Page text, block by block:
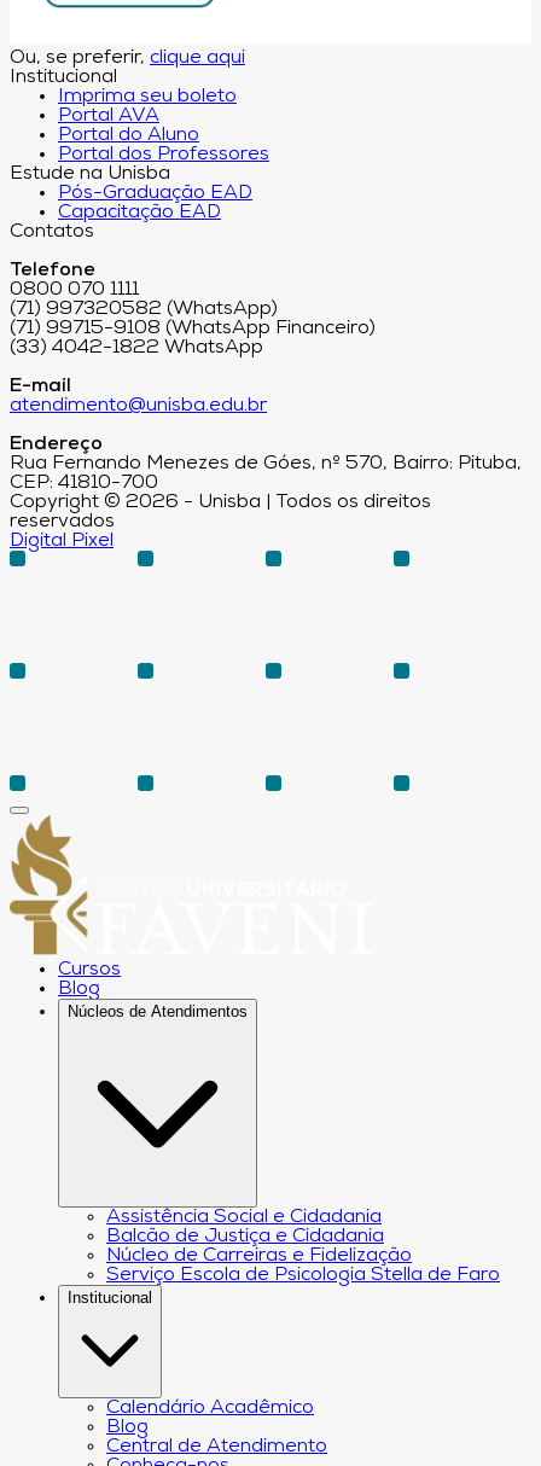
Ou, se preferir, clique aqui
Institucional
Imprima seu boleto
Portal AVA
Portal do Aluno
Portal dos Professores
Estude na Unisba
Pós-Graduação EAD
Capacitação EAD
Contatos
Telefone
0800 070 1111
(71) 997320582 (WhatsApp)
(71) 99715-9108 (WhatsApp Financeiro)
(33) 4042-1822 WhatsApp
E-mail
atendimento@unisba.edu.br
Endereço
Rua Fernando Menezes de Góes, nº 570, Bairro: Pituba,
CEP: 41810-700
Copyright © 2026 - Unisba | Todos os direitos
reservados
Digital Pixel
Cursos
Blog
Núcleos de Atendimentos
Assistência Social e Cidadania
Balcão de Justiça e Cidadania
Núcleo de Carreiras e Fidelização
Serviço Escola de Psicologia Stella de Faro
Institucional
Calendário Acadêmico
Blog
Central de Atendimento